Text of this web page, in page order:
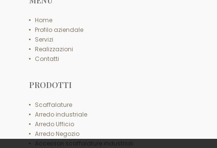
Home
Profilo aziendale
Servizi
Realizzazioni
Contatti
PRODOTTI
Scaffalature
Arredo industriale
Arredo Ufficio
Arredo Negozio
Accessori scaffalature industriali